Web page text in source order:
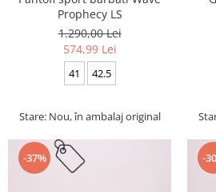
Prophecy LS
1.290,00 Lei
574,99 Lei
41 42.5
Stare: Nou, în ambalaj original
-37% -